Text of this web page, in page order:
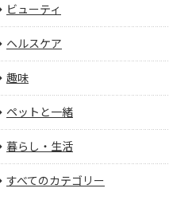
ビューティ
ヘルスケア
趣味
ペットと一緒
暮らし・生活
すべてのカテゴリー